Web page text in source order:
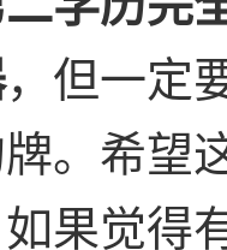
，但一定
。希望
果觉得